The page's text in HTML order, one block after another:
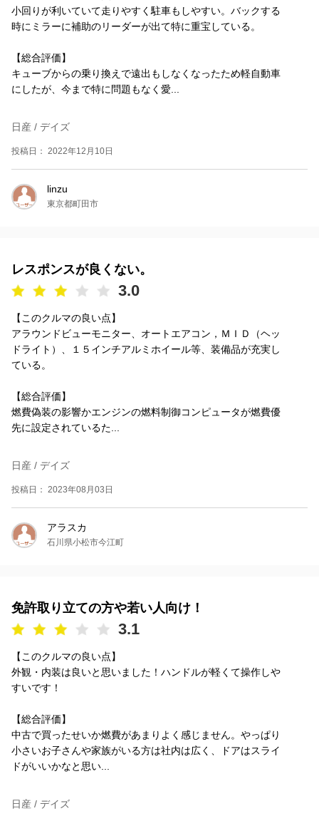
小回りが利いていて走りやすく駐車もしやすい。バックする
時にミラーに補助のリーダーが出て特に重宝している。
【総合評価】
キューブからの乗り換えで遠出もしなくなったため軽自動車
にしたが、今まで特に問題もなく愛...
日産 / デイズ
投稿日： 2022年12月10日
linzu
東京都町田市
レスポンスが良くない。
3.0
【このクルマの良い点】
アラウンドビューモニター、オートエアコン，ＭＩＤ（ヘッ
ドライト）、１５インチアルミホイール等、装備品が充実し
ている。
【総合評価】
燃費偽装の影響かエンジンの燃料制御コンピュータが燃費優
先に設定されているた...
日産 / デイズ
投稿日： 2023年08月03日
アラスカ
石川県小松市今江町
免許取り立ての方や若い人向け！
3.1
【このクルマの良い点】
外観・内装は良いと思いました！ハンドルが軽くて操作しや
すいです！
【総合評価】
中古で買ったせいか燃費があまりよく感じません。やっぱり
小さいお子さんや家族がいる方は社内は広く、ドアはスライ
ドがいいかなと思い...
日産 / デイズ